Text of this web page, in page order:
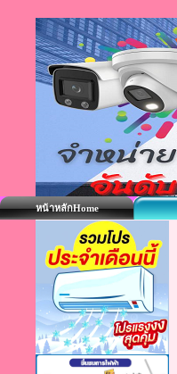
หน้าหลักHome